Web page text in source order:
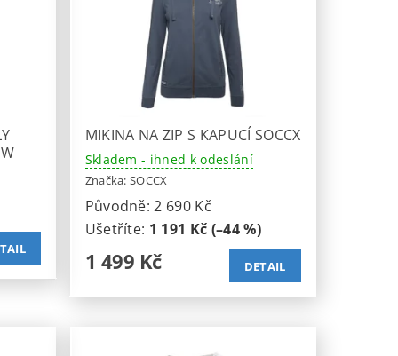
MIKINA NA ZIP S KAPUCÍ SOCCX
Skladem - ihned k odeslání
Značka:SOCCX
Původně:2 690 Kč
Ušetříte: 1 191 Kč (–44 %)
1 499 Kč DETAIL